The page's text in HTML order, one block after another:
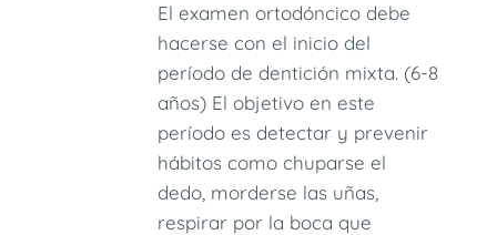
El examen ortodóncico debe
hacerse con el inicio del
período de dentición mixta. (6-8
años) El objetivo en este
período es detectar y prevenir
hábitos como chuparse el
dedo, morderse las uñas,
respirar por la boca que